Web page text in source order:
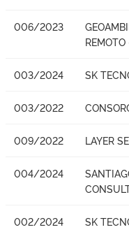
006/2023
003/2024 SK
003/2022
009/2022 LAYER
004/2024
002/2024 SK